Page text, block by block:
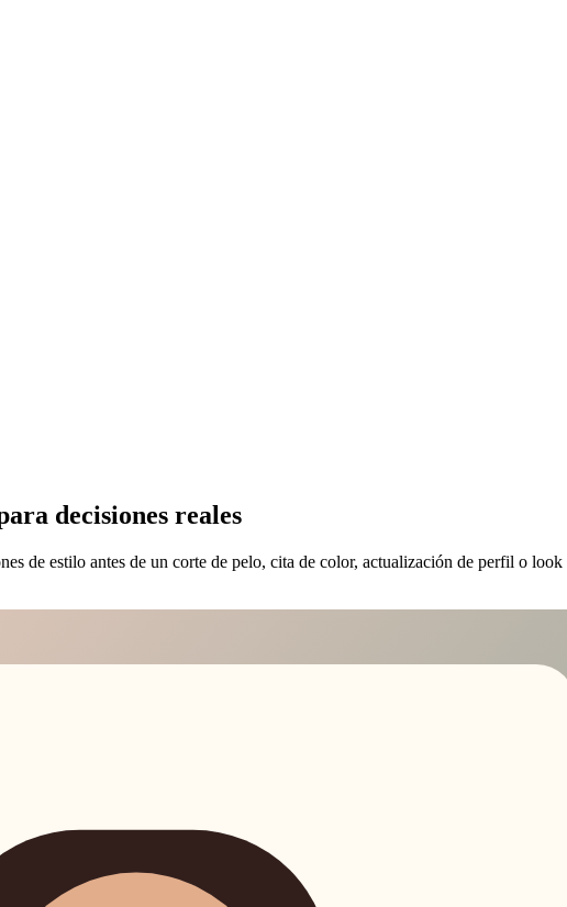
decisiones reales
de estilo antes de un corte de pelo, cita de color, actualización de perfil o